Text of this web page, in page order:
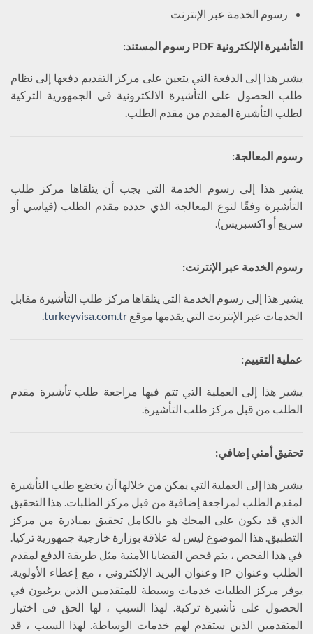
رسوم الخدمة عبر الإنترنت
التأشيرة الإلكترونية PDF رسوم المستند:
يشير هذا إلى الدفعة التي يتعين على مركز التقديم دفعها إلى نظام
طلب الحصول على التأشيرة الالكترونية في الجمهورية التركية
لطلب التأشيرة المقدم من مقدم الطلب.
رسوم المعالجة:
يشير هذا إلى رسوم الخدمة التي يجب أن يتلقاها مركز طلب
التأشيرة وفقًا لنوع المعالجة الذي حدده مقدم الطلب (قياسي أو
سريع أو اكسبريس).
رسوم الخدمة عبر الإنترنت:
يشير هذا إلى رسوم الخدمة التي يتلقاها مركز طلب التأشيرة مقابل
الخدمات عبر الإنترنت التي يقدمها موقع turkeyvisa.com.tr
.
عملية التقييم:
يشير هذا إلى العملية التي تتم فيها مراجعة طلب تأشيرة مقدم
الطلب من قبل مركز طلب التأشيرة.
تحقيق أمني إضافي:
يشير هذا إلى العملية التي يمكن من خلالها أن يخضع طلب التأشيرة
لمقدم الطلب لمراجعة إضافية من قبل مركز الطلبات. هذا التحقيق
الذي قد يكون على المحك هو بالكامل تحقيق بمبادرة من مركز
التطبيق. هذا الموضوع ليس له علاقة بوزارة خارجية جمهورية تركيا.
في هذا الفحص ، يتم فحص القضايا الأمنية مثل طريقة الدفع لمقدم
الطلب وعنوان IP وعنوان البريد الإلكتروني ، مع إعطاء الأولوية.
يوفر مركز الطلبات خدمات وسيطة للمتقدمين الذين يرغبون في
الحصول على تأشيرة تركية. لهذا السبب ، لها الحق في اختيار
المتقدمين الذين ستقدم لهم خدمات الوساطة. لهذا السبب ، قد